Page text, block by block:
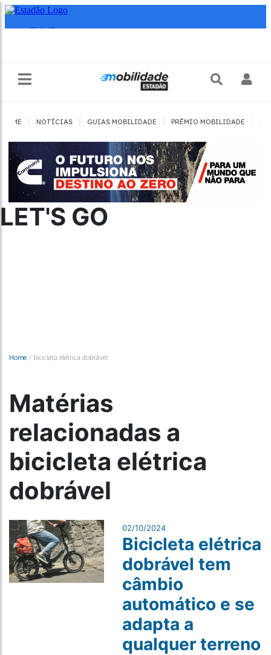
HOME NOTÍCIAS GUIAS MOBILIDADE PRÊMIO MOBILIDADE
LET'S GO
Home / bicicleta elétrica dobrável
Matérias
relacionadas a
bicicleta elétrica
dobrável
02/10/2024
Bicicleta elétrica
dobrável tem
câmbio
automático e se
adapta a
qualquer terreno